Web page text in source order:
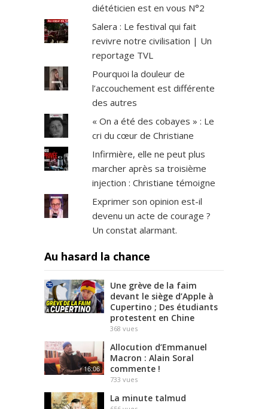
diététicien est en vous N°2
Salera : Le festival qui fait
revivre notre civilisation | Un
reportage TVL
Pourquoi la douleur de
l’accouchement est différente
des autres
« On a été des cobayes » : Le
cri du cœur de Christiane
Infirmière, elle ne peut plus
marcher après sa troisième
injection : Christiane témoigne
Exprimer son opinion est-il
devenu un acte de courage ?
Un constat alarmant.
Au hasard la chance
Une grève de la faim
devant le siège d’Apple à
Cupertino ; Des étudiants
protestent en Chine
368 vues
16:06
Allocution d’Emmanuel
Macron : Alain Soral
commente !
733 vues
La minute talmud